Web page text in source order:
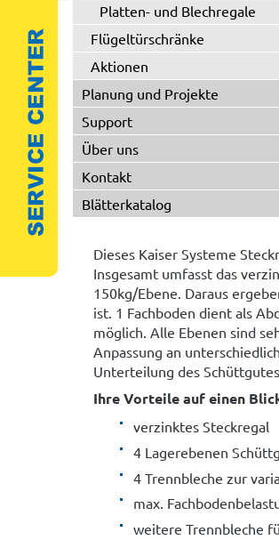
Platten- und Blechregale
Flügeltürschränke
Aktionen
Planung und Projekte
Support
Über uns
Kontakt
Blätterkatalog
Dieses Kaiser Systeme
Insgesamt umfasst das
150kg/Ebene. Daraus
ist. 1 Fachboden dient als
möglich. Alle Ebenen sind
Anpassung an
Unterteilung des
Ihre Vorteile auf einen
verzinktes Steckregal
4 Lagerebenen
4 Trennbleche zur
max.
weitere Trennbleche